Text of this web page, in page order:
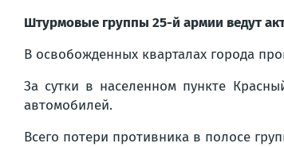
Штурмовые группы 25-й армии ведут
В освобожденных кварталах города
За сутки в населенном пункте
автомобилей.
Всего потери противника в полосе